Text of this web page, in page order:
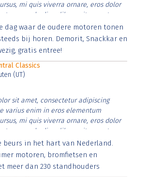
mi quis viverra ornare, eros dolor
commodo diam libero vitae erat.
nibh et justo cursus id rutrum lorem
ut sem vitae risus tristique posuere.
dag waar de oudere motoren tonen
bij horen. Demorit, Snackkar en
gratis entree!
Classics
(UT)
sit amet, consectetur adipiscing
varius enim in eros elementum
mi quis viverra ornare, eros dolor
commodo diam libero vitae erat.
nibh et justo cursus id rutrum lorem
sem vitae risus tristique posuere.
in het hart van Nederland.
motoren, bromfietsen en
meer dan 230 standhouders